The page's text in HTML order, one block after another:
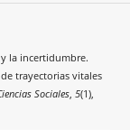
y la incertidumbre.
trayectorias vitales
Sociales, 5(1),